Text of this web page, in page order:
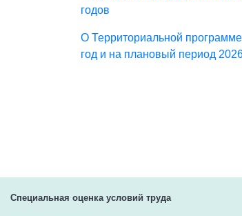
годов
О Территориальной
год и на плановый период
Специальная оценка условий труда